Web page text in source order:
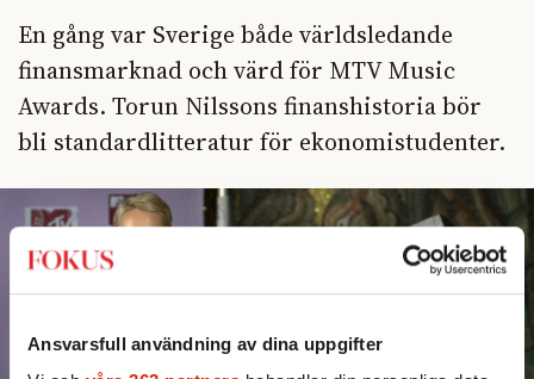
Ansvarsfull användning av dina uppgifter
En gång var Sverige både världsledande
finansmarknad och värd för MTV Music
Awards. Torun Nilssons finanshistoria bör
bli standardlitteratur för ekonomistudenter.